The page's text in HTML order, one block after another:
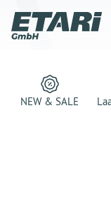
NEW & SALE